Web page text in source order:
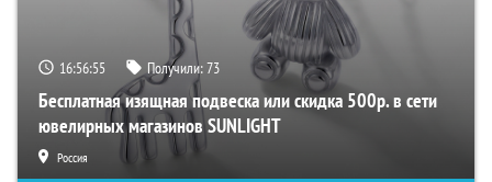
16:56:54 Получили:73
Бесплатная изящная подвеска или скидка 500р. в сети
ювелирных магазинов SUNLIGHT
Россия